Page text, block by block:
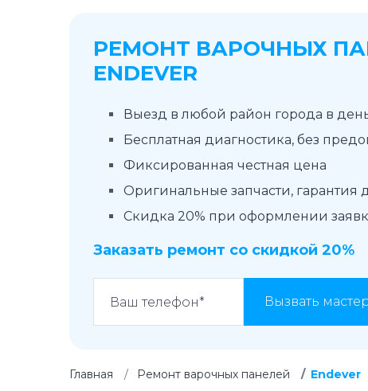
РЕМОНТ ВАРОЧНЫХ
ENDEVER
Выезд в любой район города в
Бесплатная диагностика, без
Фиксированная честная цена
Оригинальные запчасти, гарантия
Скидка 20% при оформлении
Заказать ремонт со скидкой 20%
Вызвать
Главная Ремонт варочных панелей Endever